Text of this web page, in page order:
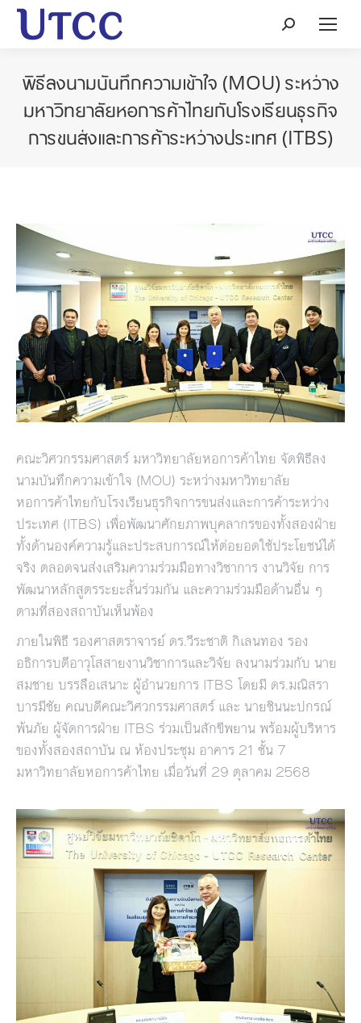
Search:
พิธีลงนามบันทึกความเข้าใจ (MOU) ระหว่าง
มหาวิทยาลัยหอการค้าไทยกับโรงเรียนธุรกิจ
การขนส่งและการค้าระหว่างประเทศ (ITBS)
คณะวิศวกรรมศาสตร์ มหาวิทยาลัยหอการค้าไทย จัดพิธีลง
นามบันทึกความเข้าใจ (MOU) ระหว่างมหาวิทยาลัย
หอการค้าไทยกับโรงเรียนธุรกิจการขนส่งและการค้าระหว่าง
ประเทศ (ITBS) เพื่อพัฒนาศักยภาพบุคลากรของทั้งสองฝ่าย
ทั้งด้านองค์ความรู้และประสบการณ์ให้ต่อยอดใช้ประโยชน์ได้
จริง ตลอดจนส่งเสริมความร่วมมือทางวิชาการ งานวิจัย การ
พัฒนาหลักสูตรระยะสั้นร่วมกัน และความร่วมมือด้านอื่น ๆ
ตามที่สองสถาบันเห็นพ้อง
ภายในพิธี รองศาสตราจารย์ ดร.วีระชาติ กิเลนทอง รอง
อธิการบดีอาวุโสสายงานวิชาการและวิจัย ลงนามร่วมกับ นาย
สมชาย บรรลือเสนาะ ผู้อำนวยการ ITBS โดยมี ดร.มณิสรา
บารมีชัย คณบดีคณะวิศวกรรมศาสตร์ และ นายชินนะปกรณ์
พ้นภัย ผู้จัดการฝ่าย ITBS ร่วมเป็นสักขีพยาน พร้อมผู้บริหาร
ของทั้งสองสถาบัน ณ ห้องประชุม อาคาร 21 ชั้น 7
มหาวิทยาลัยหอการค้าไทย เมื่อวันที่ 29 ตุลาคม 2568